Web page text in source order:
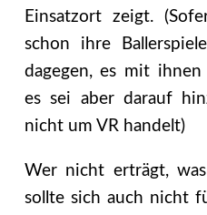
Einsatzort zeigt.
schon ihre
dagegen, es mit ihnen
es sei aber darauf
nicht um VR handelt)
Wer nicht erträgt,
sollte sich auch nicht